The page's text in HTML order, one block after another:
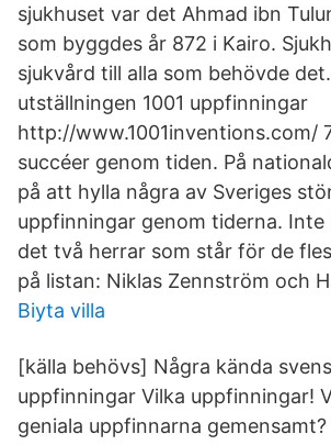
sjukhuset var det Ahmad ibn
som byggdes år 872 i Kairo.
sjukvård till alla som behövde
utställningen 1001 uppfinningar
http://www.1001inventions.com/
succéer genom tiden. På
på att hylla några av Sveriges
uppfinningar genom tiderna.
det två herrar som står för de
på listan: Niklas Zennström och
Biyta villa
[källa behövs] Några kända
uppfinningar Vilka uppfinningar!
geniala uppfinnarna